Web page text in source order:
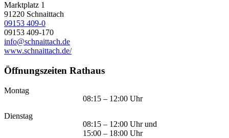
Marktplatz 1
91220 Schnaittach
09153 409-0
09153 409-170
info@schnaittach.de
www.schnaittach.de/
Öffnungszeiten Rathaus
Montag
08:15 – 12:00 Uhr
Dienstag
08:15 – 12:00 Uhr und
15:00 – 18:00 Uhr